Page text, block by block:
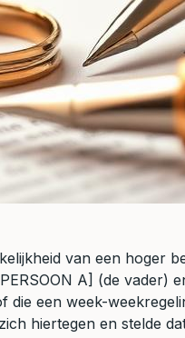
van een hoger
A] (de
een week-
hiertegen en stelde